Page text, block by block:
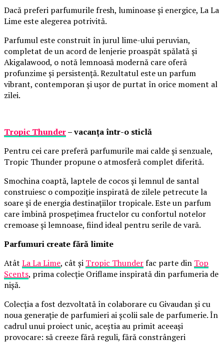
Dacă preferi parfumurile fresh, luminoase și energice, La La
Lime este alegerea potrivită.
Parfumul este construit în jurul lime-ului peruvian,
completat de un acord de lenjerie proaspăt spălată și
Akigalawood, o notă lemnoasă modernă care oferă
profunzime și persistență. Rezultatul este un parfum
vibrant, contemporan și ușor de purtat în orice moment al
zilei.
Tropic Thunder– vacanța într-o sticlă
Pentru cei care preferă parfumurile mai calde și senzuale,
Tropic Thunder propune o atmosferă complet diferită.
Smochina coaptă, laptele de cocos și lemnul de santal
construiesc o compoziție inspirată de zilele petrecute la
soare și de energia destinațiilor tropicale. Este un parfum
care îmbină prospețimea fructelor cu confortul notelor
cremoase și lemnoase, fiind ideal pentru serile de vară.
Parfumuri create fără limite
Atât La La Lime, cât și Tropic Thunderfac parte din Top
Scents, prima colecție Oriflame inspirată din parfumeria de
nișă.
Colecția a fost dezvoltată în colaborare cu Givaudan și cu
noua generație de parfumieri ai școlii sale de parfumerie. În
cadrul unui proiect unic, aceștia au primit aceeași
provocare: să creeze fără reguli, fără constrângeri